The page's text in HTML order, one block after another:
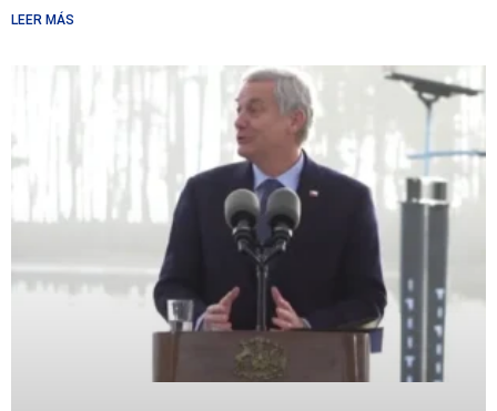
LEER MÁS